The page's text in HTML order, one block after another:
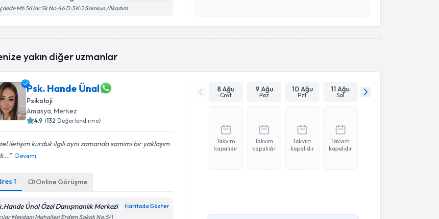
Mh 56'lar Sk No:46 D:3 K:2 Samsun /İlkadım
Takvim Talebini Gönder
yakın diğer uzmanlar
Psk. Hande Ünal
Psikoloji
Amasya, Merkez
4.9 (132 Değerlendirme)
iletişim kurduk ilgili aynı zamanda samimi bir yaklaşım
Devamı
1 Online Görüşme
Ünal Özel Danışmanlık Merkezi Haritada Göster
Meydanı Mahallesi Erdem Sokak No:5/1
8 Ağu
Cmt
9 Ağu
Paz
10 Ağu
Pzt
11 Ağu
Sal
Takvim
kapalıdır
Takvim
kapalıdır
Takvim
kapalıdır
Takvim
kapalıdır